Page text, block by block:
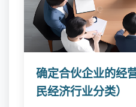
确定合伙企业的经
民经济行业分类）